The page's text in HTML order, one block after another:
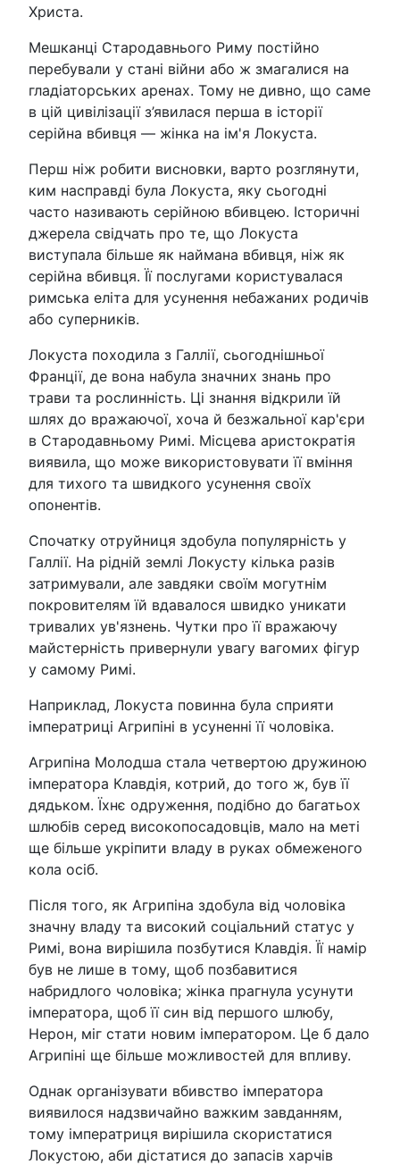
Христа.
Мешканці Стародавнього Риму постійно
перебували у стані війни або ж змагалися на
гладіаторських аренах. Тому не дивно, що саме
в цій цивілізації з’явилася перша в історії
серійна вбивця — жінка на ім'я Локуста.
Перш ніж робити висновки, варто розглянути,
ким насправді була Локуста, яку сьогодні
часто називають серійною вбивцею. Історичні
джерела свідчать про те, що Локуста
виступала більше як наймана вбивця, ніж як
серійна вбивця. Її послугами користувалася
римська еліта для усунення небажаних родичів
або суперників.
Локуста походила з Галлії, сьогоднішньої
Франції, де вона набула значних знань про
трави та рослинність. Ці знання відкрили їй
шлях до вражаючої, хоча й безжальної кар'єри
в Стародавньому Римі. Місцева аристократія
виявила, що може використовувати її вміння
для тихого та швидкого усунення своїх
опонентів.
Спочатку отруйниця здобула популярність у
Галлії. На рідній землі Локусту кілька разів
затримували, але завдяки своїм могутнім
покровителям їй вдавалося швидко уникати
тривалих ув'язнень. Чутки про її вражаючу
майстерність привернули увагу вагомих фігур
у самому Римі.
Наприклад, Локуста повинна була сприяти
імператриці Агрипіні в усуненні її чоловіка.
Агрипіна Молодша стала четвертою дружиною
імператора Клавдія, котрий, до того ж, був її
дядьком. Їхнє одруження, подібно до багатьох
шлюбів серед високопосадовців, мало на меті
ще більше укріпити владу в руках обмеженого
кола осіб.
Після того, як Агрипіна здобула від чоловіка
значну владу та високий соціальний статус у
Римі, вона вирішила позбутися Клавдія. Її намір
був не лише в тому, щоб позбавитися
набридлого чоловіка; жінка прагнула усунути
імператора, щоб її син від першого шлюбу,
Нерон, міг стати новим імператором. Це б дало
Агрипіні ще більше можливостей для впливу.
Однак організувати вбивство імператора
виявилося надзвичайно важким завданням,
тому імператриця вирішила скористатися
Локустою, аби дістатися до запасів харчів